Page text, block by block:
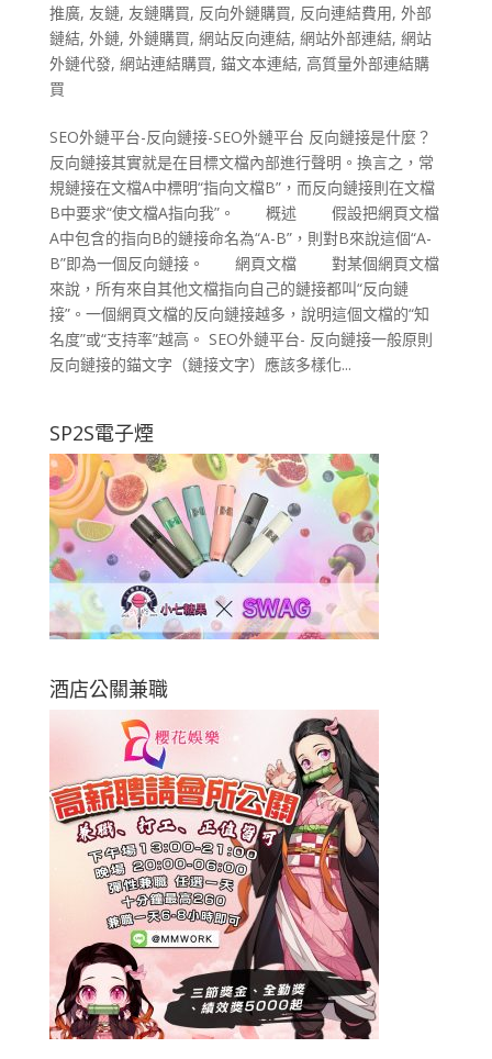
推廣, 友鏈, 友鏈購買, 反向外鏈購買, 反向連結費用, 外部
鏈結, 外鏈, 外鏈購買, 網站反向連結, 網站外部連結, 網站
外鏈代發, 網站連結購買, 錨文本連結, 高質量外部連結購
買
SEO外鏈平台-反向鏈接-SEO外鏈平台 反向鏈接是什麼？
反向鏈接其實就是在目標文檔內部進行聲明。換言之，常
規鏈接在文檔A中標明“指向文檔B”，而反向鏈接則在文檔
B中要求“使文檔A指向我”。 概述 假設把網頁文檔
A中包含的指向B的鏈接命名為“A-B”，則對B來說這個“A-
B”即為一個反向鏈接。 網頁文檔 對某個網頁文檔
來說，所有來自其他文檔指向自己的鏈接都叫“反向鏈
接”。一個網頁文檔的反向鏈接越多，說明這個文檔的“知
名度”或“支持率”越高。 SEO外鏈平台- 反向鏈接一般原則
反向鏈接的錨文字（鏈接文字）應該多樣化...
SP2S電子煙
酒店公關兼職